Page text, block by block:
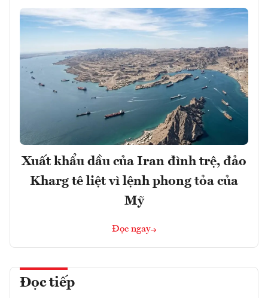
Xuất khẩu dầu của Iran đình trệ, đảo
Kharg tê liệt vì lệnh phong tỏa của
Mỹ
Đọc ngay
Đọc tiếp